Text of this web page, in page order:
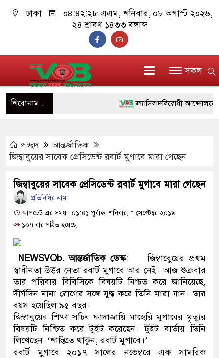
ঢাকা ০৪:৪২:২৯ এএম, শনিবার, ০৮ অগাস্ট ২০২৬,
২৪ শ্রাবণ ১৪৩৩ বঙ্গাব্দ
সকল
শিরোনাম : ফ্যাসিবাদবিরোধী আন্দোলনে
সিল-স্বাক্ষর জালিয়াতি চক্রের পাঁচ
উদ্ধার
মাদক কারবারি গ্রেফতার
২৮ লাখ টাকার জাল নোটসহ
যেকোনো সময় বেনজীরের
নেতৃত্ব ও গণতন্ত্রের মূর্তমান
প্রচ্ছদ
আন্তর্জাতিক
জিম্বাবুয়ের সাবেক প্রেসিডেন্ট রবার্ট মুগাবে মারা গেছেন
জিম্বাবুয়ের সাবেক প্রেসিডেন্ট রবার্ট মুগাবে মারা গেছেন
প্রতিনিধির নাম :
আপডেট এর সময় : ০১:৪১ পূর্বাহ্ন, শনিবার, ৭ সেপ্টেম্বর ২০১৯
১০৭ বার পঠিত হয়েছে
NEWSVOb. আন্তর্জাতিক ডেস্ক: জিম্বাবেুয়ের প্রথম
স্বাধীনতা উত্তর নেতা রবার্ট মুগাবে আর নেই। আজ শুক্রবার
তার পরিবার বিবিসিকে বিষয়টি নিশ্চত করে জানিয়েছে,
দীর্ঘদিন নানা রোগের সঙ্গে যুদ্ধ করে তিনি মারা যান। তার
বয়স হয়েছিল ৯৫ বছর।
জিম্বাবুয়ের শিক্ষা সচিব ফাদাজায়ি মাহেরি মুগাবের মৃত্যুর
বিষয়টি নিশ্চিত করে টুইট করেছেন। টুইট বার্তায় তিনি
লিখেছেন, ‘শান্তিতে থাকুন, রবার্ট মুগাবে।’
রবার্ট মুগাবে ২০১৭ সালের নভেম্বরে এক সামরিক